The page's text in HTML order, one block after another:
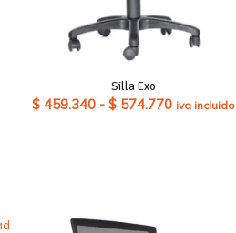
Silla Exo
$ 459.340 - $ 574.770Rango
iva incluido